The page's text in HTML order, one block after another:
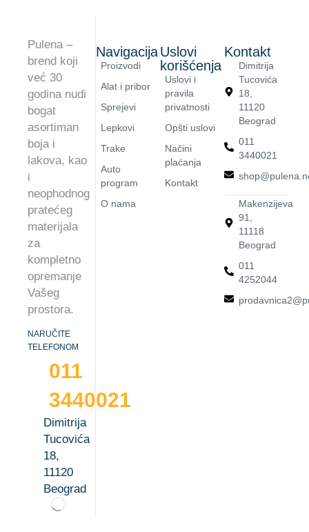
Pulena –
brend koji
već 30
godina nudi
bogat
asortiman
boja i
lakova, kao
i
neophodnog
pratećeg
materijala
za
kompletno
opremanje
Vašeg
prostora.
NARUČITE
TELEFONOM
011
3440021
Dimitrija
Tucovića
18,
11120
Beograd
Navigacija
Proizvodi
Alat i pribor
Sprejevi
Lepkovi
Trake
Auto
program
O nama
Uslovi
korišćenja
Uslovi i
pravila
privatnosti
Opšti uslovi
Načini
plaćanja
Kontakt
Kontakt
Dimitrija
Tucovića
18,
11120
Beograd
011
3440021
Makenzijeva
91,
11118
Beograd
011
4252044